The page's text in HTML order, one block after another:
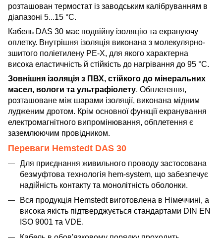
розташован термостат із заводським калібруванням в
діапазоні 5...15 °C.
Кабель DAS 30 має подвійну ізоляцію та екрануючу
оплетку. Внутрішня ізоляція виконана з молекулярно-
зшитого поліетилену PE-X, для якого характерна
висока еластичність й стійкість до нагрівання до 95 °C.
Зовнішня ізоляція з ПВХ, стійкого до мінеральних
масел, вологи та ультрафіолету. Обплетення,
розташоване між шарами ізоляції, виконана мідним
лудженим дротом. Крім основної функції екранування
електромагнітного випромінювання, обплетення є
заземлюючим провідником.
Переваги Hemstedt DAS 30
Для приєднання живильного проводу застосована
безмуфтова технологія hem-system, що забезпечує
надійність контакту та монолітність оболонки.
Вся продукція Hemstedt виготовлена в Німеччині, а
висока якість підтверджується стандартами DIN EN
ISO 9001 та VDE.